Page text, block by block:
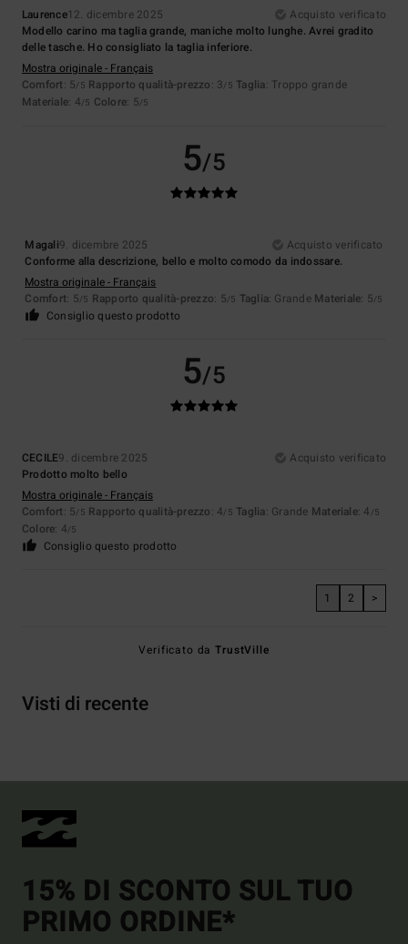
Laurence12. dicembre 2025
Acquisto verificato
Modello carino ma taglia grande, maniche molto lunghe. Avrei gradito
delle tasche. Ho consigliato la taglia inferiore.
Mostra originale - Français
Comfort: 5/5 Rapporto qualità-prezzo: 3/5 Taglia: Troppo grande
Materiale: 4/5 Colore: 5/5
5/5
Magali9. dicembre 2025
Acquisto verificato
Conforme alla descrizione, bello e molto comodo da indossare.
Mostra originale - Français
Comfort: 5/5 Rapporto qualità-prezzo: 5/5 Taglia: Grande Materiale: 5/5
Consiglio questo prodotto
5/5
CECILE9. dicembre 2025
Acquisto verificato
Prodotto molto bello
Mostra originale - Français
Comfort: 5/5 Rapporto qualità-prezzo: 4/5 Taglia: Grande Materiale: 4 /5
Colore: 4/5
Consiglio questo prodotto
1 2 >
Verificato daTrustVille
Visti di recente
15% DI SCONTO SUL TUO
PRIMO ORDINE*